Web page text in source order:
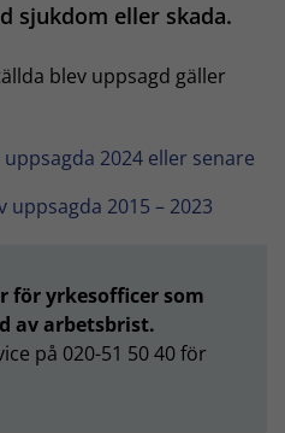
sjukdom eller skada.
blev uppsagd gäller
2024 eller senare
2015 – 2023
för yrkesofficer som
av arbetsbrist.
på 020-51 50 40 för